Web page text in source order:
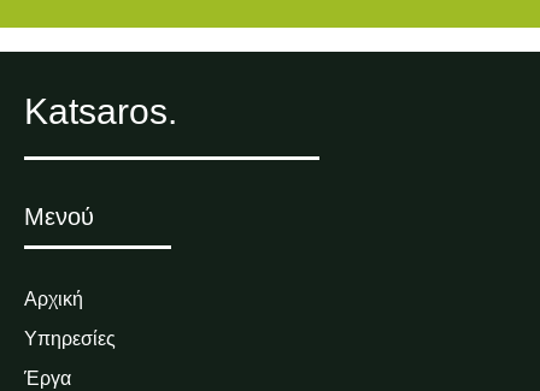
Katsaros.
Μενού
Αρχική
Υπηρεσίες
Έργα